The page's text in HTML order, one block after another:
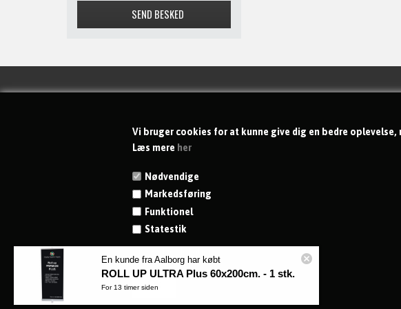
Vi bruger cookies for at kunne give dig en bedre oplevelse,
Læs mere her
Nødvendige
Markedsføring
Funktionel
Statestik
dgs-shoppen ApS
DK-2765 Smørum
CVR 41846798
+45 23 96 86 29
E-mail:info@dgs-shoppen.dk
Find vej til dgs-shoppen viakrak her
En kunde fra Aalborg har købt
ROLL UP ULTRA Plus 60x200cm. - 1 stk.
For 13 timer siden